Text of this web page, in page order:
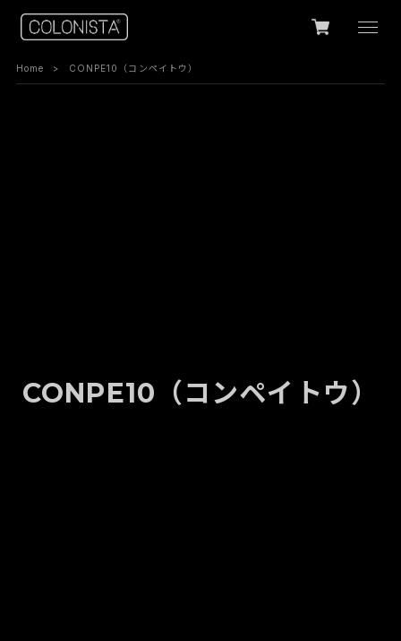
Home CONPE10（コンペイトウ）
CONPE10（コンペイトウ）